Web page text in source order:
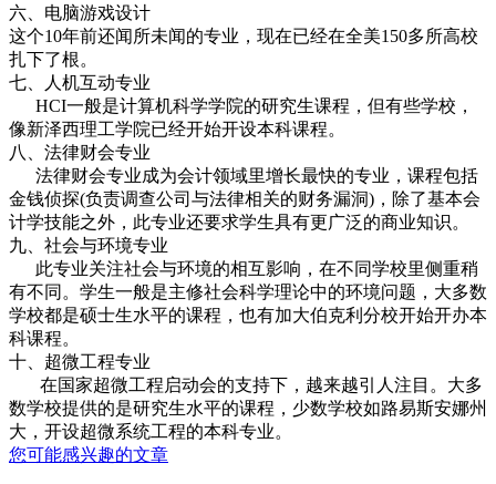
六、电脑游戏设计
这个10年前还闻所未闻的专业，现在已经在全美150多所高校
扎下了根。
七、人机互动专业
HCI一般是计算机科学学院的研究生课程，但有些学校，
像新泽西理工学院已经开始开设本科课程。
八、法律财会专业
法律财会专业成为会计领域里增长最快的专业，课程包括
金钱侦探(负责调查公司与法律相关的财务漏洞)，除了基本会
计学技能之外，此专业还要求学生具有更广泛的商业知识。
九、社会与环境专业
此专业关注社会与环境的相互影响，在不同学校里侧重稍
有不同。学生一般是主修社会科学理论中的环境问题，大多数
学校都是硕士生水平的课程，也有加大伯克利分校开始开办本
科课程。
十、超微工程专业
在国家超微工程启动会的支持下，越来越引人注目。大多
数学校提供的是研究生水平的课程，少数学校如路易斯安娜州
大，开设超微系统工程的本科专业。
您可能感兴趣的文章